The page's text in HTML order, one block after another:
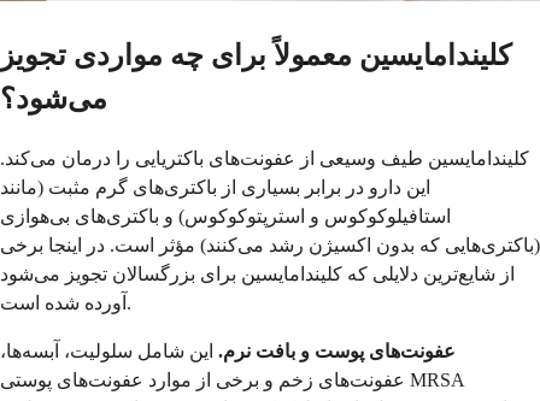
کلیندامایسین معمولاً برای چه مواردی تجویز
می‌شود؟
کلیندامایسین طیف وسیعی از عفونت‌های باکتریایی را درمان می‌کند.
این دارو در برابر بسیاری از باکتری‌های گرم مثبت (مانند
استافیلوکوکوس و استرپتوکوکوس) و باکتری‌های بی‌هوازی
(باکتری‌هایی که بدون اکسیژن رشد می‌کنند) مؤثر است. در اینجا برخی
از شایع‌ترین دلایلی که کلیندامایسین برای بزرگسالان تجویز می‌شود
آورده شده است.
عفونت‌های پوست و بافت نرم. این شامل سلولیت، آبسه‌ها،
عفونت‌های زخم و برخی از موارد عفونت‌های پوستی MRSA